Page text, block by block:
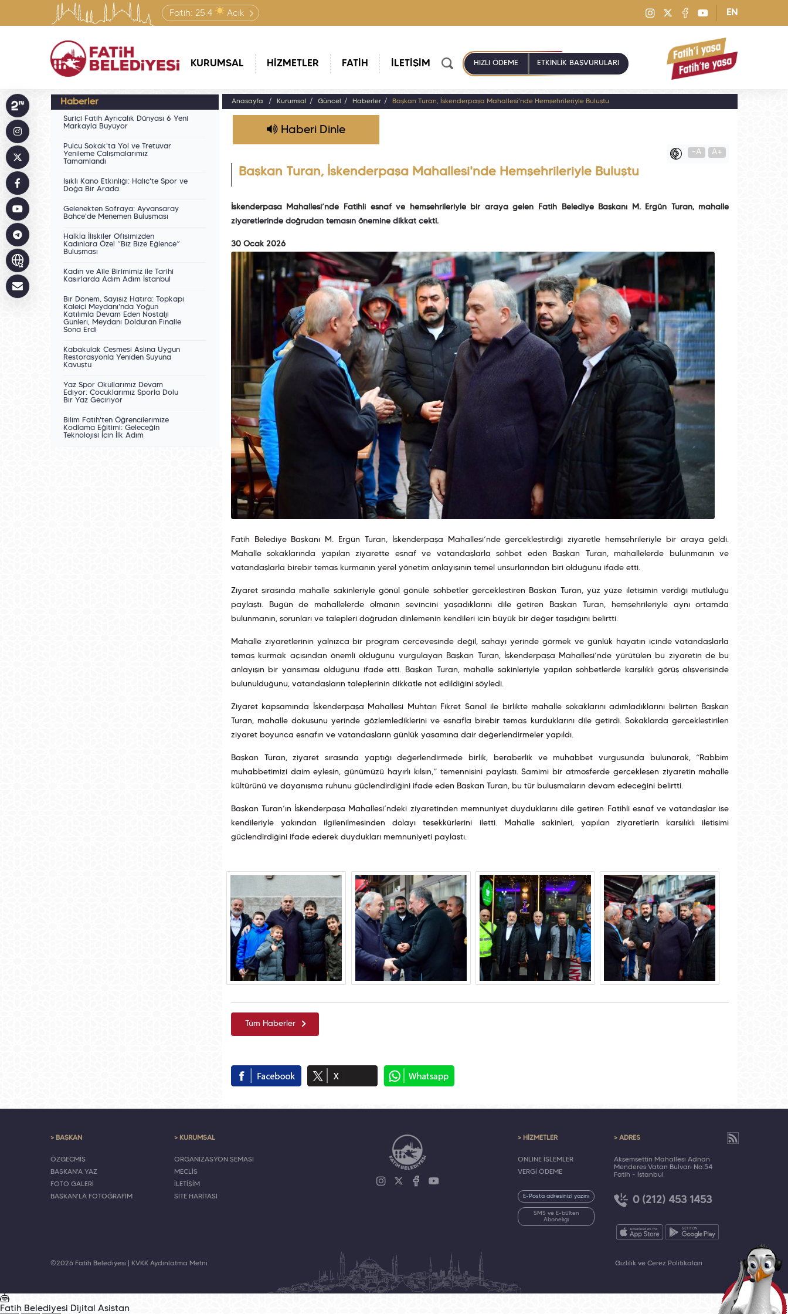
Fatih: 25.4 Açık EN
KURUMSAL HİZMETLER FATİH İLETİŞİM HIZLI ÖDEME ETKİNLİK BAŞVURULARI
Haberler
Suriçi Fatih Ayrıcalık Dünyası 6 Yeni
Markayla Büyüyor
Pulcu Sokak'ta Yol ve Tretuvar
Yenileme Çalışmalarımız
Tamamlandı
Işıklı Kano Etkinliği: Haliç'te Spor ve
Doğa Bir Arada
Gelenekten Sofraya: Ayvansaray
Bahçe'de Menemen Buluşması
Halkla İlişkiler Ofisimizden
Kadınlara Özel “Biz Bize Eğlence”
Buluşması
Kadın ve Aile Birimimiz ile Tarihî
Kasırlarda Adım Adım İstanbul
Bir Dönem, Sayısız Hatıra: Topkapı
Kaleiçi Meydanı'nda Yoğun
Katılımla Devam Eden Nostalji
Günleri, Meydanı Dolduran Finalle
Sona Erdi
Kabakulak Çeşmesi Aslına Uygun
Restorasyonla Yeniden Suyuna
Kavuştu
Yaz Spor Okullarımız Devam
Ediyor: Çocuklarımız Sporla Dolu
Bir Yaz Geçiriyor
Bilim Fatih'ten Öğrencilerimize
Kodlama Eğitimi: Geleceğin
Teknolojisi İçin İlk Adım
Anasayfa Kurumsal Güncel Haberler Başkan Turan, İskenderpaşa Mahallesi'nde Hemşehrileriyle Buluştu
Haberi Dinle
-A A+
Başkan Turan, İskenderpaşa Mahallesi'nde Hemşehrileriyle Buluştu
İskenderpaşa Mahallesi’nde Fatihli esnaf ve hemşehrileriyle bir araya gelen Fatih Belediye Başkanı M. Ergün Turan, mahalle
ziyaretlerinde doğrudan temasın önemine dikkat çekti.
30 Ocak 2026
Fatih Belediye Başkanı M. Ergün Turan, İskenderpaşa Mahallesi’nde gerçekleştirdiği ziyaretle hemşehrileriyle bir araya geldi.
Mahalle sokaklarında yapılan ziyarette esnaf ve vatandaşlarla sohbet eden Başkan Turan, mahallelerde bulunmanın ve
vatandaşlarla birebir temas kurmanın yerel yönetim anlayışının temel unsurlarından biri olduğunu ifade etti.
Ziyaret sırasında mahalle sakinleriyle gönül gönüle sohbetler gerçekleştiren Başkan Turan, yüz yüze iletişimin verdiği mutluluğu
paylaştı. Bugün de mahallelerde olmanın sevincini yaşadıklarını dile getiren Başkan Turan, hemşehrileriyle aynı ortamda
bulunmanın, sorunları ve talepleri doğrudan dinlemenin kendileri için büyük bir değer taşıdığını belirtti.
Mahalle ziyaretlerinin yalnızca bir program çerçevesinde değil, sahayı yerinde görmek ve günlük hayatın içinde vatandaşlarla
temas kurmak açısından önemli olduğunu vurgulayan Başkan Turan, İskenderpaşa Mahallesi’nde yürütülen bu ziyaretin de bu
anlayışın bir yansıması olduğunu ifade etti. Başkan Turan, mahalle sakinleriyle yapılan sohbetlerde karşılıklı görüş alışverişinde
bulunulduğunu, vatandaşların taleplerinin dikkatle not edildiğini söyledi.
Ziyaret kapsamında İskenderpaşa Mahallesi Muhtarı Fikret Sarıal ile birlikte mahalle sokaklarını adımladıklarını belirten Başkan
Turan, mahalle dokusunu yerinde gözlemlediklerini ve esnafla birebir temas kurduklarını dile getirdi. Sokaklarda gerçekleştirilen
ziyaret boyunca esnafın ve vatandaşların günlük yaşamına dair değerlendirmeler yapıldı.
Başkan Turan, ziyaret sırasında yaptığı değerlendirmede birlik, beraberlik ve muhabbet vurgusunda bulunarak, “Rabbim
muhabbetimizi daim eylesin, günümüzü hayırlı kılsın,” temennisini paylaştı. Samimi bir atmosferde gerçekleşen ziyaretin mahalle
kültürünü ve dayanışma ruhunu güçlendirdiğini ifade eden Başkan Turan, bu tür buluşmaların devam edeceğini belirtti.
Başkan Turan’ın İskenderpaşa Mahallesi’ndeki ziyaretinden memnuniyet duyduklarını dile getiren Fatihli esnaf ve vatandaşlar ise
kendileriyle yakından ilgilenilmesinden dolayı teşekkürlerini iletti. Mahalle sakinleri, yapılan ziyaretlerin karşılıklı iletişimi
güçlendirdiğini ifade ederek duydukları memnuniyeti paylaştı.
Tüm Haberler
> BAŞKAN
ÖZGEÇMİŞ
BAŞKAN'A YAZ
FOTO GALERİ
BAŞKAN'LA FOTOĞRAFIM
> KURUMSAL
ORGANİZASYON ŞEMASI
MECLİS
İLETİŞİM
SİTE HARİTASI
> HİZMETLER
ONLINE İŞLEMLER
VERGİ ÖDEME
SMS ve E-bülten
Aboneliği
> ADRES
Akşemsettin Mahallesi Adnan
Menderes Vatan Bulvarı No:54
Fatih - İstanbul
0 (212) 453 1453
©2026 Fatih Belediyesi | KVKK Aydınlatma Metni Gizlilik ve Çerez Politikaları
Fatih Belediyesi Dijital Asistan